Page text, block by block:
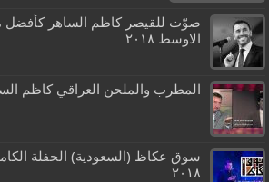
صوّت للقيصر كاظم الساهر
الاوسط ٢٠١٨
المطرب والملحن العراقي كاظم
سوق عكاظ (السعودية) الحفلة
٢٠١٨